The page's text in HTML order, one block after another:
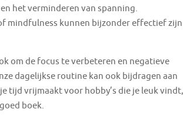
het verminderen van spanning.
mindfulness kunnen bijzonder effectief zijn
om de focus te verbeteren en negatieve
dagelijkse routine kan ook bijdragen aan
tijd vrijmaakt voor hobby’s die je leuk vindt,
boek.